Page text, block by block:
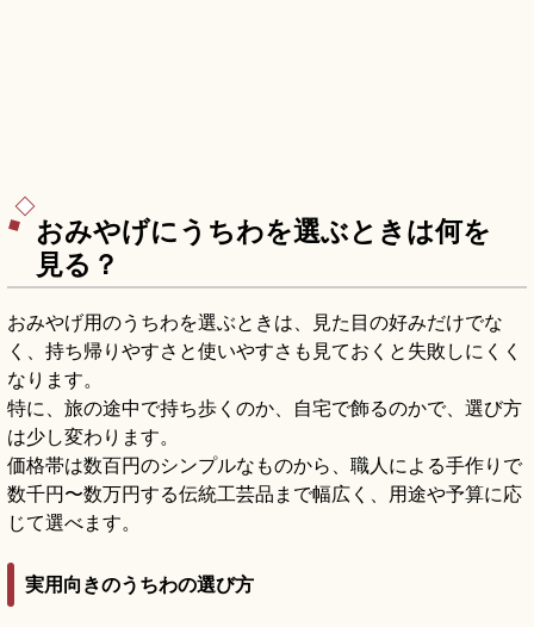
おみやげにうちわを選ぶときは何を
見る？
おみやげ用のうちわを選ぶときは、見た目の好みだけでな
く、持ち帰りやすさと使いやすさも見ておくと失敗しにくく
なります。
特に、旅の途中で持ち歩くのか、自宅で飾るのかで、選び方
は少し変わります。
価格帯は数百円のシンプルなものから、職人による手作りで
数千円〜数万円する伝統工芸品まで幅広く、用途や予算に応
じて選べます。
実用向きのうちわの選び方